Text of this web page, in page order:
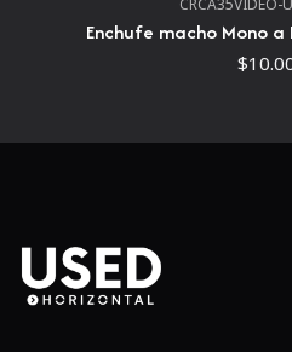
- Correa de hombro acolchada
- Tejido exterior duradero
Enchufe macho Mono a